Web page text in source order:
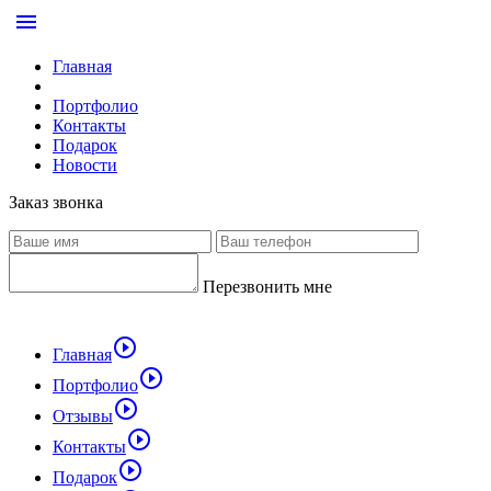
menu
Главная
Портфолио
Контакты
Подарок
Новости
Заказ звонка
Перезвонить мне
Главнаяplay_circle_outline
Портфолиоplay_circle_outline
Отзывыplay_circle_outline
Контактыplay_circle_outline
Подарокplay_circle_outline